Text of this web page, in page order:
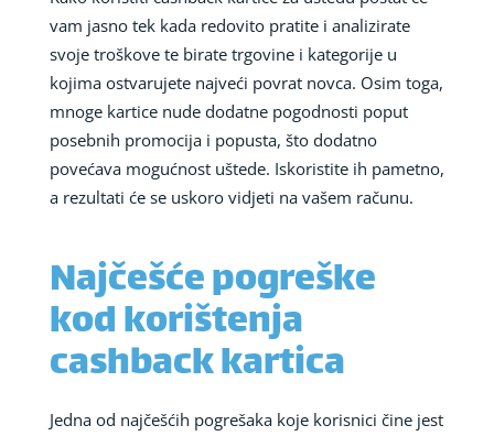
vam jasno tek kada redovito pratite i analizirate
svoje troškove te birate trgovine i kategorije u
kojima ostvarujete najveći povrat novca. Osim toga,
mnoge kartice nude dodatne pogodnosti poput
posebnih promocija i popusta, što dodatno
povećava mogućnost uštede. Iskoristite ih pametno,
a rezultati će se uskoro vidjeti na vašem računu.
Najčešće pogreške
kod korištenja
cashback kartica
Jedna od najčešćih pogrešaka koje korisnici čine jest